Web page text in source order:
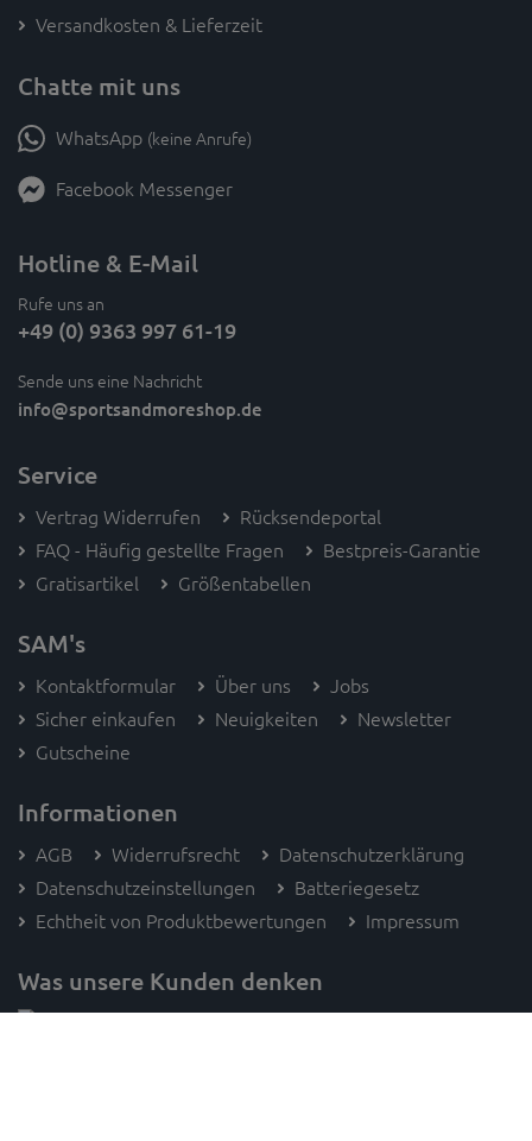
Versandkosten & Lieferzeit
Chatte mit uns
WhatsApp (keine Anrufe)
Facebook Messenger
Hotline & E-Mail
Rufe uns an
+49 (0) 9363 997 61-19
Sende uns eine Nachricht
info@sportsandmoreshop.de
Service
Vertrag Widerrufen
Rücksendeportal
FAQ - Häufig gestellte Fragen
Bestpreis-Garantie
Gratisartikel
Größentabellen
SAM's
Kontaktformular Über uns
Jobs
Sicher einkaufen
Neuigkeiten
Newsletter
Gutscheine
Informationen
AGB Widerrufsrecht
Datenschutzerklärung
Datenschutzeinstellungen
Batteriegesetz
Echtheit von Produktbewertungen
Impressum
Was unsere Kunden denken